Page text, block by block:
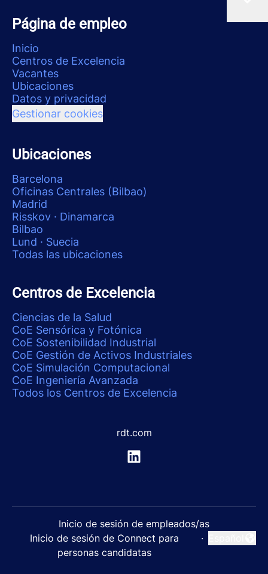
Página de empleo
Inicio
Centros de Excelencia
Vacantes
Ubicaciones
Datos y privacidad
Gestionar cookies
Ubicaciones
Barcelona
Oficinas Centrales (Bilbao)
Madrid
Risskov · Dinamarca
Bilbao
Lund · Suecia
Todas las ubicaciones
Centros de Excelencia
Ciencias de la Salud
CoE Sensórica y Fotónica
CoE Sostenibilidad Industrial
CoE Gestión de Activos Industriales
CoE Simulación Computacional
CoE Ingeniería Avanzada
Todos los Centros de Excelencia
rdt.com
Inicio de sesión de empleados/as
Inicio de sesión de Connect para
personas candidatas
·
Cambiar